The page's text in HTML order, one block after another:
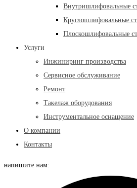
Внутришлифовальные
Круглошлифовальные
Плоскошлифовальные
Услуги
Инжиниринг производства
Сервисное обслуживание
Ремонт
Такелаж оборудования
Инструментальное оснащение
О компании
Контакты
напишите нам: